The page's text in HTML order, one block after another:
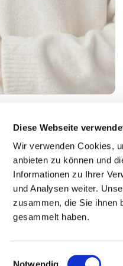
Diese Webseite
Wir verwenden Cookies,
anbieten zu können und
Informationen zu Ihrer
und Analysen weiter.
zusammen, die Sie ihnen
gesammelt haben.
Einwilligungsauswahl
Notwendig
der Atmung